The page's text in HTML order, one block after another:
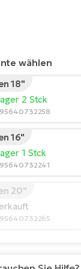
wählen
Werte sind nur
18"
2 Stck
16"
1 Stck
20"